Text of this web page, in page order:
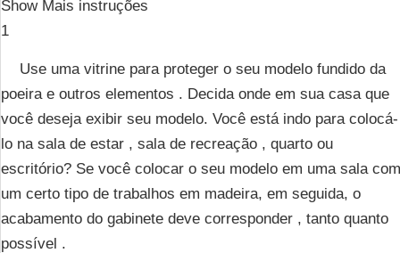
Show Mais instruções
1
Use uma vitrine para proteger o seu modelo fundido da
poeira e outros elementos . Decida onde em sua casa que
você deseja exibir seu modelo. Você está indo para colocá-
lo na sala de estar , sala de recreação , quarto ou
escritório? Se você colocar o seu modelo em uma sala com
um certo tipo de trabalhos em madeira, em seguida, o
acabamento do gabinete deve corresponder , tanto quanto
possível .